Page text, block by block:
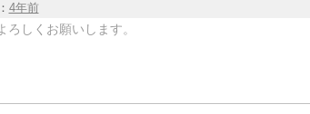
4年前
しくお願いします。